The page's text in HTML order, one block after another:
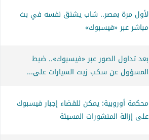
لأول مرة بمصر.. شاب يشنق نفسه في بث
مباشر عبر «فيسبوك»
بعد تداول الصور عبر «فيسبوك».. ضبط
المسؤول عن سكب زيت السيارات على...
محكمة أوروبية: يمكن للقضاء إجبار فيسبوك
على إزالة المنشورات المسيئة